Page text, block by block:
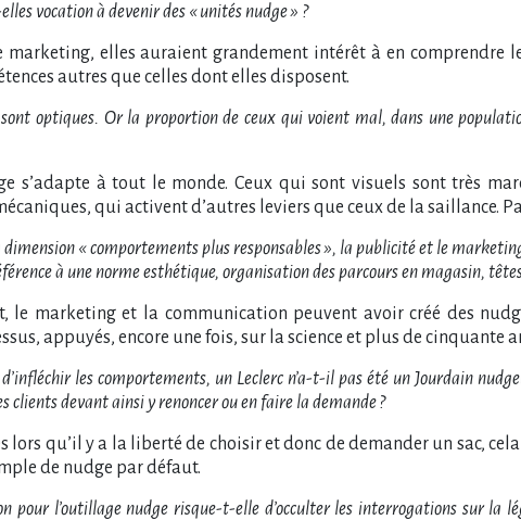
vocation à devenir des « unités nudge » ?
marketing, elles auraient grandement intérêt à en
autres que celles dont elles disposent.
optiques. Or la proportion de ceux qui voient mal, dans une
s’adapte à tout le monde. Ceux qui sont visuels sont très
qui activent d’autres leviers que ceux de la saillance.
« comportements plus responsables », la publicité et le
à une norme esthétique, organisation des parcours en magasin,
le marketing et la communication peuvent avoir créé des
appuyés, encore une fois, sur la science et plus de cinquante
les comportements, un Leclerc n’a-t-il pas été un Jourdain
clients devant ainsi y renoncer ou en faire la demande ?
lors qu’il y a la liberté de choisir et donc de demander un sac,
de nudge par défaut.
pour l’outillage nudge risque-t-elle d’occulter les interrogations sur